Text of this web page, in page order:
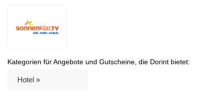
Kategorien für Angebote und Gutscheine, die Dorint bietet:
Hotel »